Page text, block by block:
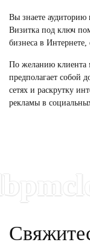
Вы знаете аудиторию
Визитка под ключ
бизнеса в
По желанию клиента
предполагает собой
сетях и раскрутку
рекламы в